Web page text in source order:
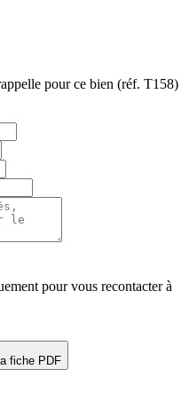
pour ce bien (réf. T158)
pour vous recontacter à
fiche PDF